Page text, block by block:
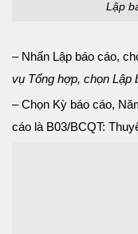
Lập
– Nhấn Lập báo cáo,
vụ Tổng hợp, chọn Lập
– Chọn Kỳ báo cáo,
cáo là B03/BCQT: